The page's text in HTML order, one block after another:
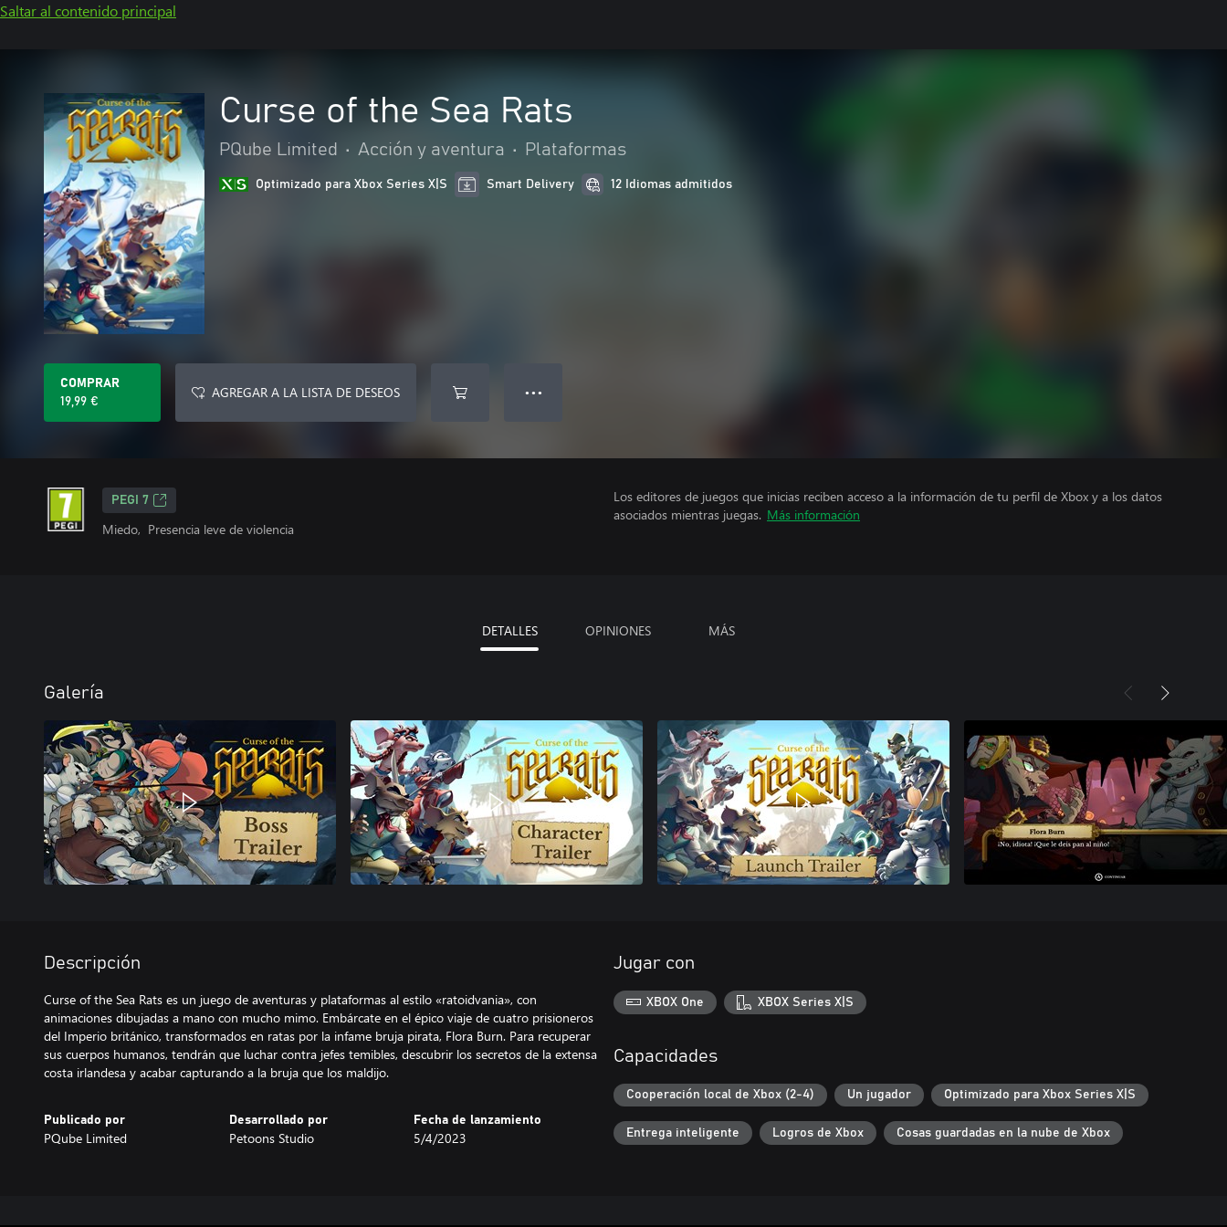
Saltar al contenido principal
Curse of the Sea Rats
PQube Limited • Acción y aventura • Plataformas
Optimizado para Xbox Series X|S Smart Delivery 12 Idiomas admitidos
COMPRAR
19,99 €
AGREGAR A LA LISTA DE DESEOS ● ● ●
PEGI 7
Miedo, Presencia leve de violencia
Los editores de juegos que inicias reciben acceso a la información de tu perfil de Xbox y a los datos
asociados mientras juegas. Más información
DETALLES OPINIONES MÁS
Galería
Descripción
Curse of the Sea Rats es un juego de aventuras y plataformas al estilo «ratoidvania», con
animaciones dibujadas a mano con mucho mimo. Embárcate en el épico viaje de cuatro prisioneros
del Imperio británico, transformados en ratas por la infame bruja pirata, Flora Burn. Para recuperar
sus cuerpos humanos, tendrán que luchar contra jefes temibles, descubrir los secretos de la extensa
costa irlandesa y acabar capturando a la bruja que los maldijo.
Publicado por
PQube Limited
Desarrollado por
Petoons Studio
Fecha de lanzamiento
5/4/2023
Jugar con
XBOX One XBOX Series X|S
Capacidades
Cooperación local de Xbox (2-4) Un jugador Optimizado para Xbox Series X|S
Entrega inteligente Logros de Xbox Cosas guardadas en la nube de Xbox